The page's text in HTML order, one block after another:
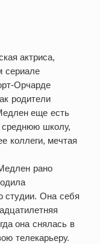
актриса,
сериале
Орчарде
родители
еще есть
школу,
коллеги, мечтая
рано
студии. Она себя
она снялась в
телекарьеру.